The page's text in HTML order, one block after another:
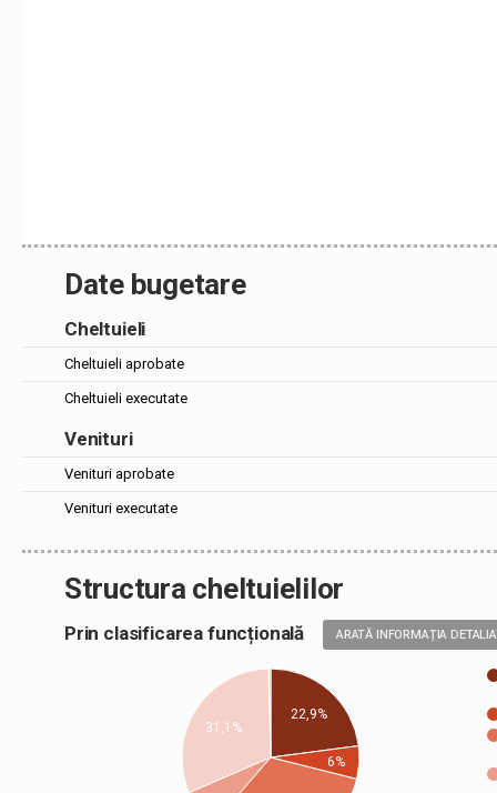
Date bugetare
Cheltuieli
Cheltuieli aprobate
Cheltuieli executate
Venituri
Venituri aprobate
Venituri executate
Structura cheltuielilor
Prin clasificarea funcțională ARATĂ INFORMAȚIA
22,9%
6%
31,1%